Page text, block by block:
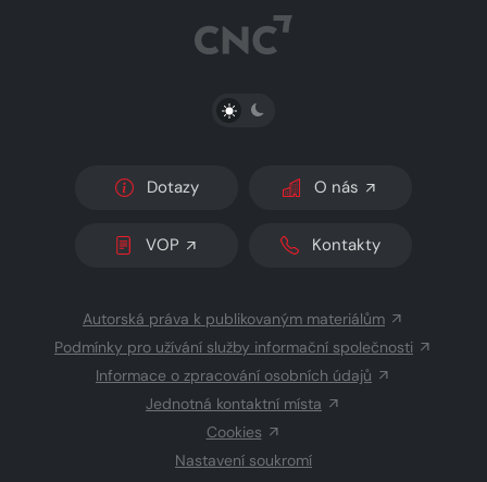
PŘEPNOUT SVĚTLÝ/TMAVÝ REŽIM
Dotazy O nás
VOP Kontakty
Autorská práva k publikovaným materiálům
Podmínky pro užívání služby informační společnosti
Informace o zpracování osobních údajů
Jednotná kontaktní místa
Cookies
Nastavení soukromí